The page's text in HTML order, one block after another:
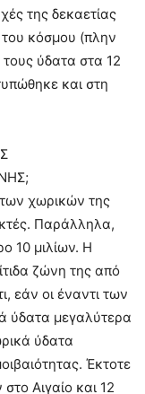
της δεκαετίας
κόσμου (πλην
ύδατα στα 12
και στη
χωρικών της
Παράλληλα,
10 μιλίων. Η
ζώνη της από
εάν οι έναντι των
ύδατα μεγαλύτερα
ύδατα
Έκτοτε
Αιγαίο και 12